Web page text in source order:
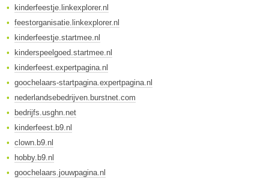
kinderfeestje.linkexplorer.nl
feestorganisatie.linkexplorer.nl
kinderfeestje.startmee.nl
kinderspeelgoed.startmee.nl
kinderfeest.expertpagina.nl
goochelaars-startpagina.expertpagina.nl
nederlandsebedrijven.burstnet.com
bedrijfs.usghn.net
kinderfeest.b9.nl
clown.b9.nl
hobby.b9.nl
goochelaars.jouwpagina.nl